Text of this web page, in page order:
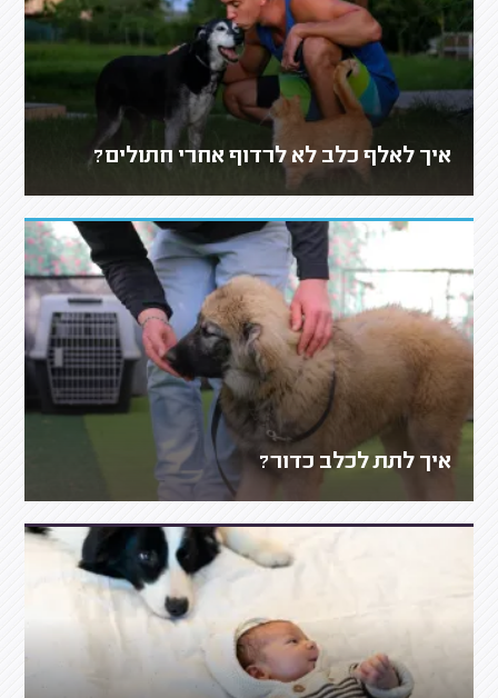
איך לאלף כלב לא לרדוף אחרי חתולים?
איך לתת לכלב כדור?